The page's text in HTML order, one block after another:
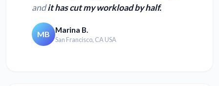
andit has cut my workload by half.
MB Marina B.
San Francisco, CA USA